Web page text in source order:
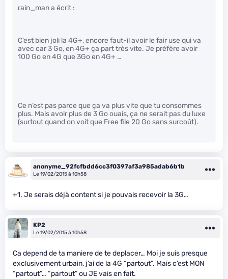
rain_man a écrit :
C’est bien joli la 4G+, encore faut-il avoir le fair use qui va
avec car 3 Go, en 4G+ ça part très vite. Je préfère avoir
100 Go en 4G que 3Go en 4G+ …
Ce n’est pas parce que ça va plus vite que tu consommes
plus. Mais avoir plus de 3 Go ouais, ça ne serait pas du luxe
(surtout quand on voit que Free file 20 Go sans surcoût).
anonyme_92fcfbdd6cc3f0397af3a985adab6b1b
Le 19/02/2015 à 10h58
+1. Je serais déjà content si je pouvais recevoir la 3G…
KP2
Le 19/02/2015 à 10h58
Ca depend de ta maniere de te deplacer… Moi je suis presque
exclusivement urbain, j’ai de la 4G “partout”. Mais c’est MON
“partout”… “partout” ou JE vais en fait.